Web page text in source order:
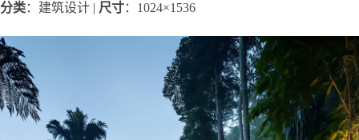
分类：建筑设计 | 尺寸：1024×1536